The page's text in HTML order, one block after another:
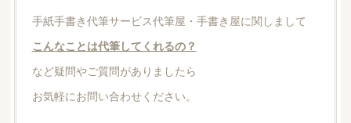
手紙手書き代筆サービス代筆屋・手書き屋に関しまして
こんなことは代筆してくれるの？
など疑問やご質問がありましたら
お気軽にお問い合わせください。